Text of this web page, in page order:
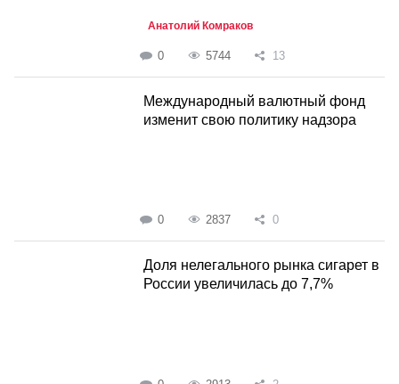
Анатолий Комраков
0 5744 13
Международный валютный фонд
изменит свою политику надзора
0 2837 0
Доля нелегального рынка сигарет в
России увеличилась до 7,7%